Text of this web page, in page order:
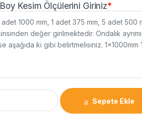
*
Boy Kesim Ölçülerini Giriniz
Sepete Ekle